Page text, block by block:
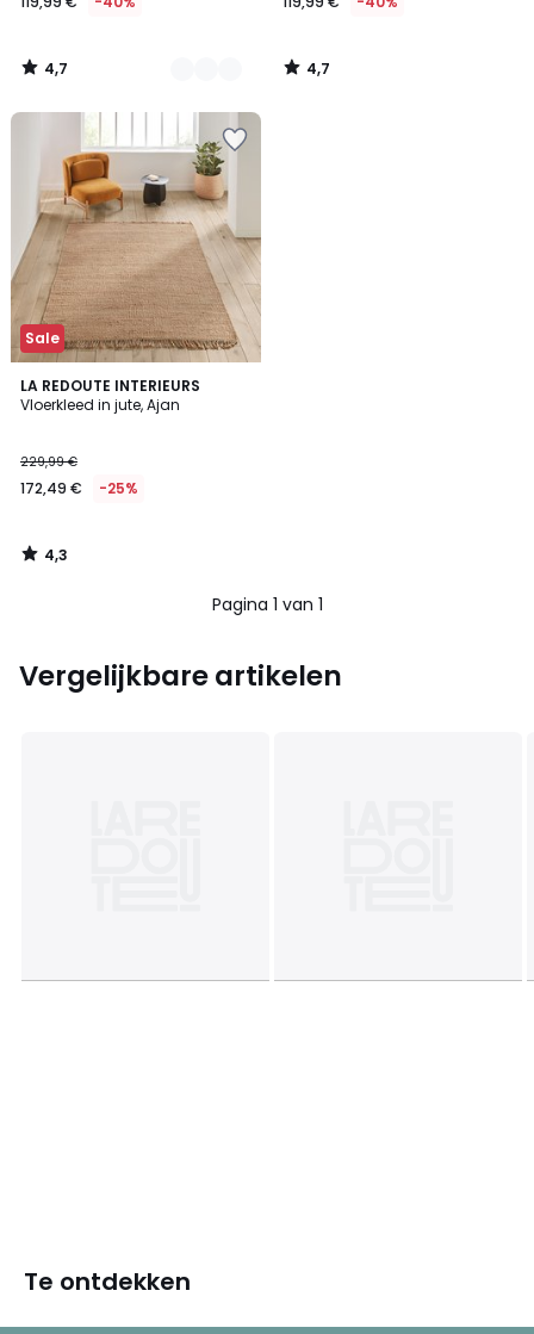
4,7
/
4,7
/
Sale
LA REDOUTE INTERIEURS
Vloerkleed in jute, Ajan
229,99 €
172,49 € -25%
4,3
/ 5
4,3
/
Pagina 1 van 1
Vergelijkbare artikelen
Te ontdekken